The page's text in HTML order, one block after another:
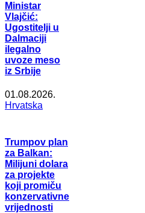
Ministar
Vlajčić:
Ugostitelji u
Dalmaciji
ilegalno
uvoze meso
iz Srbije
01.08.2026.
Hrvatska
Trumpov plan
za Balkan:
Milijuni dolara
za projekte
koji promiču
konzervativne
vrijednosti